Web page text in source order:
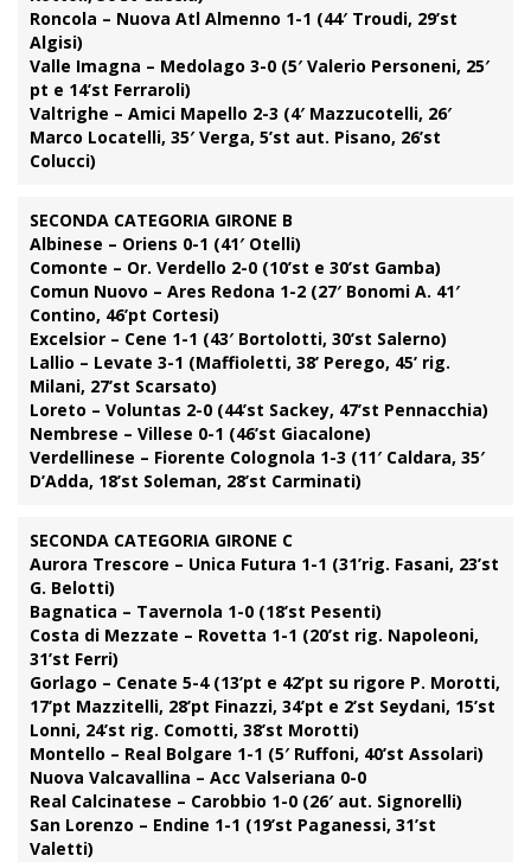
Roncola – Nuova Atl Almenno 1-1 (44′ Troudi, 29’st
Algisi)
Valle Imagna – Medolago 3-0 (5′ Valerio Personeni, 25′
pt e 14’st Ferraroli)
Valtrighe – Amici Mapello 2-3 (4′ Mazzucotelli, 26′
Marco Locatelli, 35′ Verga, 5’st aut. Pisano, 26’st
Colucci)
SECONDA CATEGORIA GIRONE B
Albinese – Oriens 0-1 (41′ Otelli)
Comonte – Or. Verdello 2-0 (10’st e 30’st Gamba)
Comun Nuovo – Ares Redona 1-2 (27′ Bonomi A. 41′
Contino, 46’pt Cortesi)
Excelsior – Cene 1-1 (43′ Bortolotti, 30’st Salerno)
Lallio – Levate 3-1 (Maffioletti, 38’ Perego, 45’ rig.
Milani, 27’st Scarsato)
Loreto – Voluntas 2-0 (44’st Sackey, 47’st Pennacchia)
Nembrese – Villese 0-1 (46’st Giacalone)
Verdellinese – Fiorente Colognola 1-3 (11′ Caldara, 35′
D’Adda, 18’st Soleman, 28’st Carminati)
SECONDA CATEGORIA GIRONE C
Aurora Trescore – Unica Futura 1-1 (31’rig. Fasani, 23’st
G. Belotti)
Bagnatica – Tavernola 1-0 (18’st Pesenti)
Costa di Mezzate – Rovetta 1-1 (20’st rig. Napoleoni,
31’st Ferri)
Gorlago – Cenate 5-4 (13’pt e 42’pt su rigore P. Morotti,
17’pt Mazzitelli, 28’pt Finazzi, 34’pt e 2’st Seydani, 15’st
Lonni, 24’st rig. Comotti, 38’st Morotti)
Montello – Real Bolgare 1-1 (5′ Ruffoni, 40’st Assolari)
Nuova Valcavallina – Acc Valseriana 0-0
Real Calcinatese – Carobbio 1-0 (26′ aut. Signorelli)
San Lorenzo – Endine 1-1 (19’st Paganessi, 31’st
Valetti)